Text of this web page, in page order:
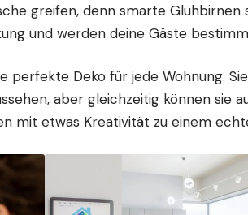
greifen, denn smarte
und werden deine Gäste
perfekte Deko für jede Wohnung.
aber gleichzeitig können sie
mit etwas Kreativität zu einem